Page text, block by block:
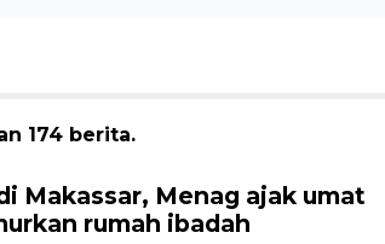
174 berita.
Makassar, Menag ajak umat
rumah ibadah